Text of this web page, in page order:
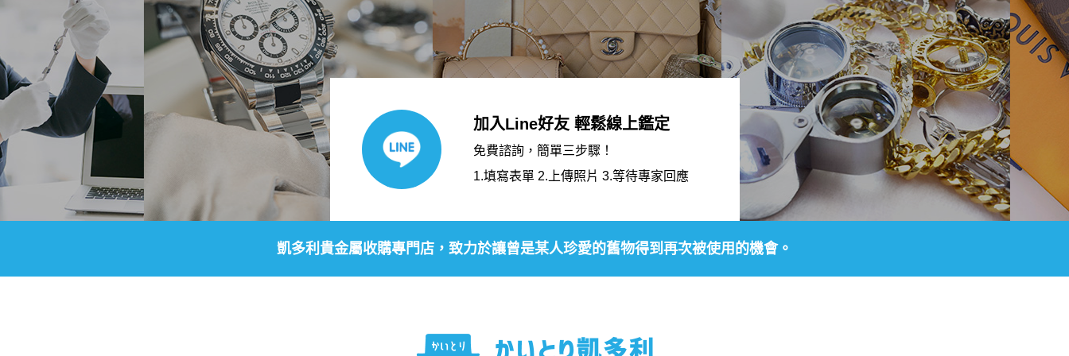
加入Line好友 輕鬆線上鑑定
免費諮詢，簡單三步驟！
1.填寫表單 2.上傳照片 3.等待專家回應
凱多利貴金屬收購專門店，致力於讓曾是某人珍愛的舊物得到再次被使用的機會。